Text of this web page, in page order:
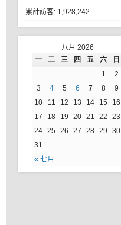
累計訪客: 1,928,242
八月 2026
一
二 三 四 五 六 日
« 七月
1
2
3
4 5 6 7 8
9
10
11 12 13 14 15
16
17
18 19 20 21 22
23
24 25 26 27 28 29
30
31